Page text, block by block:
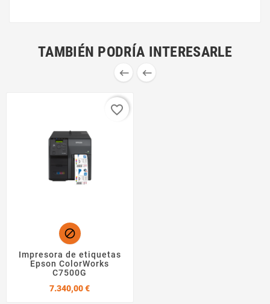
TAMBIÉN PODRÍA INTERESARLE
 

Impresora de etiquetas
Epson ColorWorks
C7500G
7.340,00 €Precio
favorite_border